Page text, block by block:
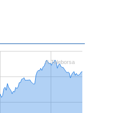
© Teleborsa